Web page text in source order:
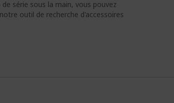
série sous la main, vous pouvez
outil de recherche d'accessoires